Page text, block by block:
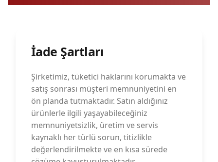
İade Şartları
Şirketimiz, tüketici haklarını korumakta ve
satış sonrası müşteri memnuniyetini en
ön planda tutmaktadır. Satın aldığınız
ürünlerle ilgili yaşayabileceğiniz
memnuniyetsizlik, üretim ve servis
kaynaklı her türlü sorun, titizlikle
değerlendirilmekte ve en kısa sürede